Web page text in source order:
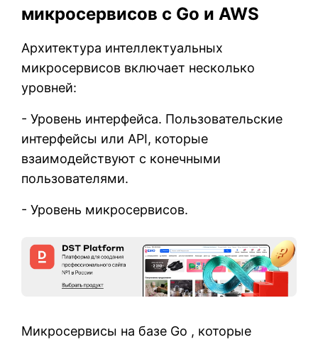
микросервисов с Go и AWS
Архитектура интеллектуальных
микросервисов включает несколько
уровней:
- Уровень интерфейса. Пользовательские
интерфейсы или API, которые
взаимодействуют с конечными
пользователями.
- Уровень микросервисов.
Микросервисы на базе Go , которые